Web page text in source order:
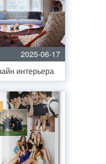
2025-06-17
интерьера